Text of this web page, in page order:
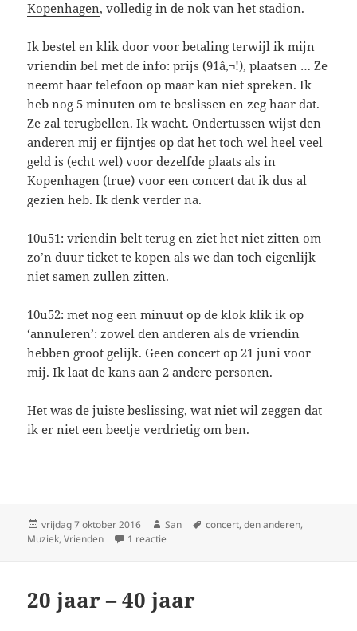
Kopenhagen, volledig in de nok van het stadion.
Ik bestel en klik door voor betaling terwijl ik mijn
vriendin bel met de info: prijs (91â‚¬!), plaatsen … Ze
neemt haar telefoon op maar kan niet spreken. Ik
heb nog 5 minuten om te beslissen en zeg haar dat.
Ze zal terugbellen. Ik wacht. Ondertussen wijst den
anderen mij er fijntjes op dat het toch wel heel veel
geld is (echt wel) voor dezelfde plaats als in
Kopenhagen (true) voor een concert dat ik dus al
gezien heb. Ik denk verder na.
10u51: vriendin belt terug en ziet het niet zitten om
zo’n duur ticket te kopen als we dan toch eigenlijk
niet samen zullen zitten.
10u52: met nog een minuut op de klok klik ik op
‘annuleren’: zowel den anderen als de vriendin
hebben groot gelijk. Geen concert op 21 juni voor
mij. Ik laat de kans aan 2 andere personen.
Het was de juiste beslissing, wat niet wil zeggen dat
ik er niet een beetje verdrietig om ben.
Geplaatst
op
vrijdag 7 oktober 2016 Auteur
San Tags
concert,den anderen,
Muziek,Vrienden 1 reactie
20 jaar – 40 jaar